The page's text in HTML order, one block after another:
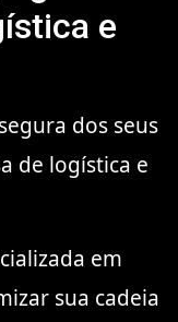
e
dos seus
de logística e
em
sua cadeia